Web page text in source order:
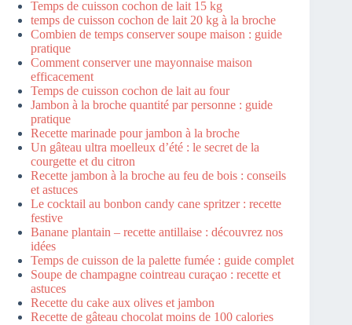
Temps de cuisson cochon de lait 15 kg
temps de cuisson cochon de lait 20 kg à la broche
Combien de temps conserver soupe maison : guide
pratique
Comment conserver une mayonnaise maison
efficacement
Temps de cuisson cochon de lait au four
Jambon à la broche quantité par personne : guide
pratique
Recette marinade pour jambon à la broche
Un gâteau ultra moelleux d’été : le secret de la
courgette et du citron
Recette jambon à la broche au feu de bois : conseils
et astuces
Le cocktail au bonbon candy cane spritzer : recette
festive
Banane plantain – recette antillaise : découvrez nos
idées
Temps de cuisson de la palette fumée : guide complet
Soupe de champagne cointreau curaçao : recette et
astuces
Recette du cake aux olives et jambon
Recette de gâteau chocolat moins de 100 calories